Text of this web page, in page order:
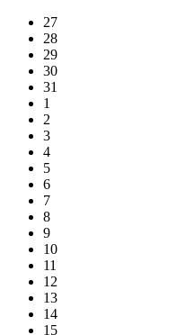
27
28
29
30
31
1
2
3
4
5
6
7
8
9
10
11
12
13
14
15